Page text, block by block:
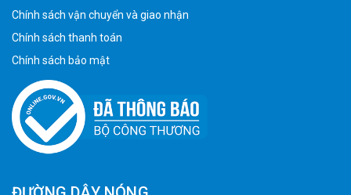
Chính sách vận chuyển và giao nhận
Chính sách thanh toán
Chính sách bảo mật